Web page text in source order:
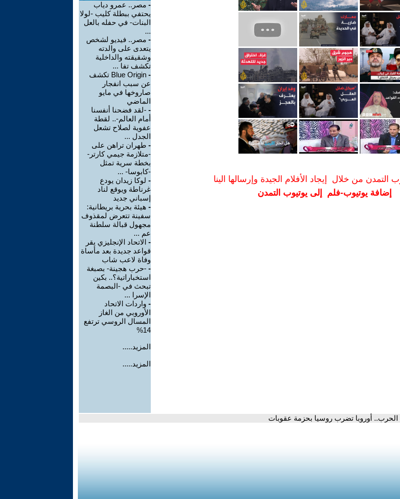
التمدن من خلال إيجاد الأفلام الجيدة وإرسالها الينا
إضافة يوتيوب-فلم إلى يوتيوب التمدن
- مصر.. عمرو دياب
يحتفي ببطلة كليب -لولا
البنات- في حفله بالعل
...
- مصر.. فيديو لشخص
يتعدى على والدته
وشقيقته والداخلية
تكشف تفا ...
-
Blue Origin تكشف
عن سبب انفجار
صاروخها في مايو
الماضي
- -لقد فضحنا أنفسنا
أمام العالم-.. لقطة
عفوية لصلاح تشعل
الجدل ...
- طهران تراهن على
-متلازمة جيمي كارتر-
بخطة سرية تمثل
-كابوسا- ...
- لوكا زيدان يودع
غرناطة ويوقع لناد
إسباني جديد
- هيئة بحرية بريطانية:
سفينة تتعرض لمقذوف
مجهول قبالة سلطنة
عم ...
- الاتحاد الإنجليزي يقر
قواعد جديدة بعد مأساة
وفاة لاعب شاب
- -حرب هجينة- بصبغة
استخباراتية؟.. بكين
تبحث في -البصمة
الإسرا ...
- واردات الاتحاد
الأوروبي من الغاز
المسال الروسي ترتفع
14%
المزيد.....
المزيد.....
الحرب.. أوروبا تضرب روسيا بحزمة عقوبات